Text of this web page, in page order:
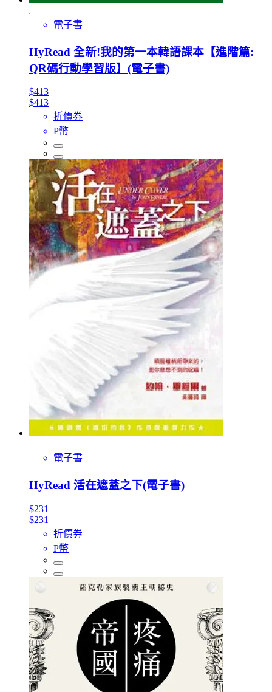
電子書
HyRead 全新!我的第一本韓語課本【進階篇:
QR碼行動學習版】(電子書)
$413
$413
折價券
P幣
電子書
HyRead 活在遮蓋之下(電子書)
$231
$231
折價券
P幣